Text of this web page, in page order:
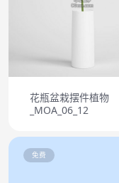
花瓶盆栽摆件植物
_MOA_06_12
免费